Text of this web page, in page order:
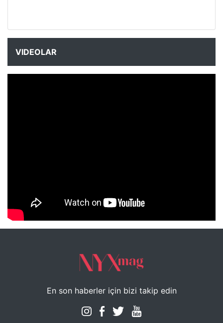
VIDEOLAR
NYXmag 2. Yaş Kutlama Etkinliği
En son haberler için bizi takip edin